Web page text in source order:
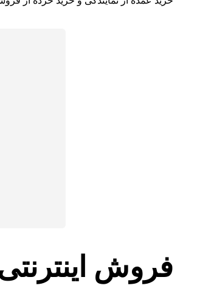
فروش